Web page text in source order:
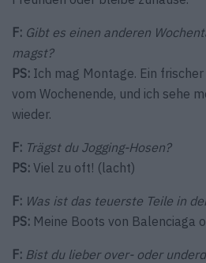
F: Gibt es einen anderen
magst?
PS: Ich mag Montage. Ein
vom Wochenende, und ich sehe
wieder.
F: Trägst du Jogging-Hosen?
PS: Viel zu oft! (lacht)
F: Was ist das teuerste Teile in
PS: Meine Boots von Balenciaga
F: Bist du lieber over- oder